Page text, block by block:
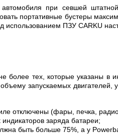
при севшей
портативные бустеры
использованием ПЗУ CARKU
тех, которые указаны в
запускаемых двигателей,
отключены (фары, печка,
заряда батареи;
быть больше 75%, а у